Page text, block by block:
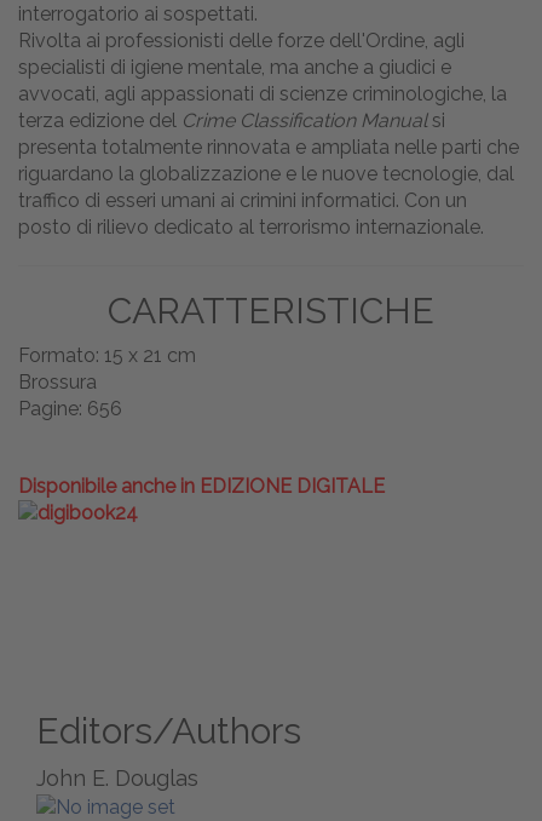
interrogatorio ai sospettati.
Rivolta ai professionisti delle forze dell'Ordine, agli
specialisti di igiene mentale, ma anche a giudici e
avvocati, agli appassionati di scienze criminologiche, la
terza edizione del Crime Classification Manualsi
presenta totalmente rinnovata e ampliata nelle parti che
riguardano la globalizzazione e le nuove tecnologie, dal
traffico di esseri umani ai crimini informatici. Con un
posto di rilievo dedicato al terrorismo internazionale.
CARATTERISTICHE
Formato: 15 x 21 cm
Brossura
Pagine: 656
Disponibile anche in EDIZIONE DIGITALE
Editors/Authors
John E. Douglas